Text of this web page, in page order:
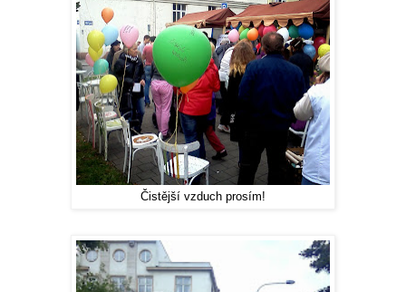
Čistější vzduch prosím!